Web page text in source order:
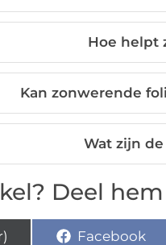
Hoe helpt
Kan zonwerende
Wat zijn
Deel
Facebook